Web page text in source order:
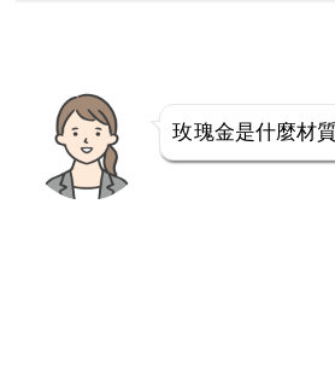
玫瑰金是什麼材